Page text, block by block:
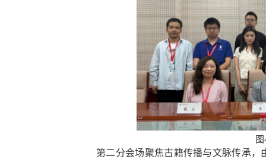
图
第二分会场聚焦古籍传播与文脉传承，